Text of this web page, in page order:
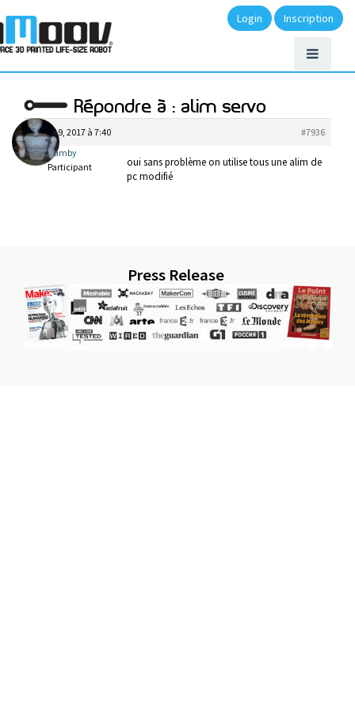
Login Inscription
Répondre à : alim servo
mars 19, 2017 à 7:40
#7936
amby
Participant
oui sans problème on utilise tous une alim de
pc modifié
Press Release